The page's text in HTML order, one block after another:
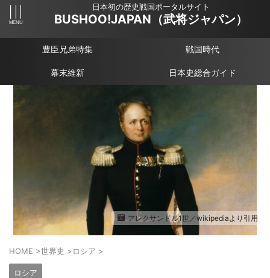
日本初の歴史戦国ポータルサイト
BUSHOO!JAPAN（武将ジャパン）
豊臣兄弟特集 戦国時代
幕末維新 日本史総合ガイド
アレクサンドル1世／wikipediaより引用
HOME >世界史 > ロシア >
ロシア